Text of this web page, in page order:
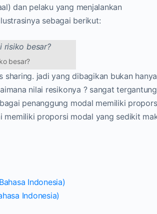
dan pelaku yang menjalankan
sebagai berikut:
besar?
jadi yang dibagikan bukan hanya
nilai resikonya ? sangat tergantung
penanggung modal memiliki
memiliki proporsi modal yang sedikit
Indonesia)
Indonesia)